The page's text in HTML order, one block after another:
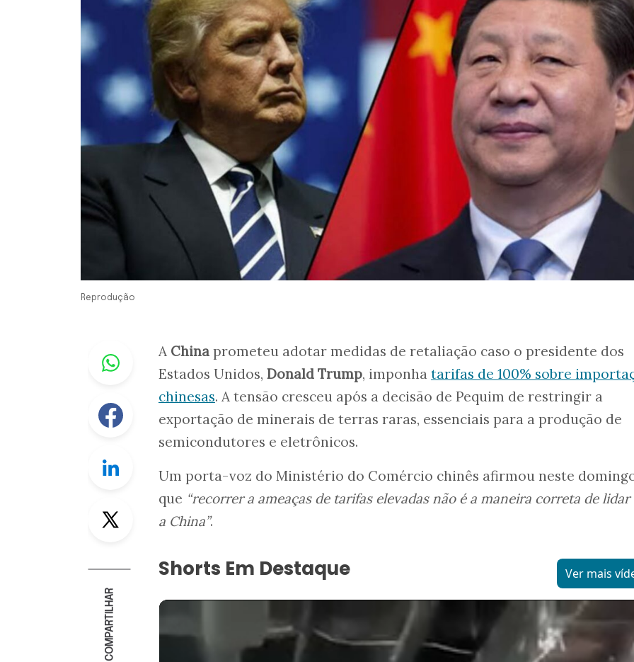
Reprodução
Whastapp
Facebook
Twitter
COMPARTILHAR
A China prometeu adotar medidas de retaliação caso o presidente dos
Estados Unidos, Donald Trump, imponha tarifas de 100% sobre
chinesas. A tensão cresceu após a decisão de Pequim de restringir a
exportação de minerais de terras raras, essenciais para a produção de
semicondutores e eletrônicos.
Um porta-voz do Ministério do Comércio chinês afirmou neste
que “recorrer a ameaças de tarifas elevadas não é a maneira correta de lidar
a China”.
Shorts Em Destaque Ver mais